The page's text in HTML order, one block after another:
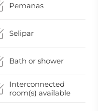
Pemanas
Selipar
Bath or shower
Interconnected
room(s) available